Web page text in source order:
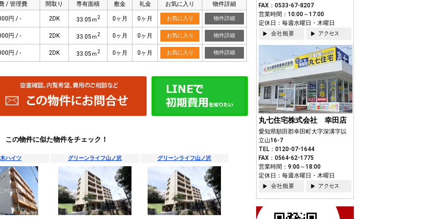
/ 管理費 間取り 専有面積 敷金 礼金 お気に入り 物件詳細
円 / - 2DK 33.05ｍ2 0ヶ月 0ヶ月 お気に入り 物件詳細
円 / - 2DK 33.05ｍ2 0ヶ月 0ヶ月 お気に入り 物件詳細
円 / - 2DK 33.05ｍ2 0ヶ月 0ヶ月 お気に入り 物件詳細
この物件に似た物件をチェック！
ハイツ グリーンライフ山ノ沢 グリーンライフ山ノ沢
FAX：0533-67-8207
営業時間：10:00～17:00
定休日：毎週水曜日・木曜日
丸七住宅株式会社 幸田店
愛知県額田郡幸田町大字深溝字以
立山16-7
TEL：0120-07-1644
FAX：0564-62-1775
営業時間：9:00～18:00
定休日：毎週水曜日・木曜日